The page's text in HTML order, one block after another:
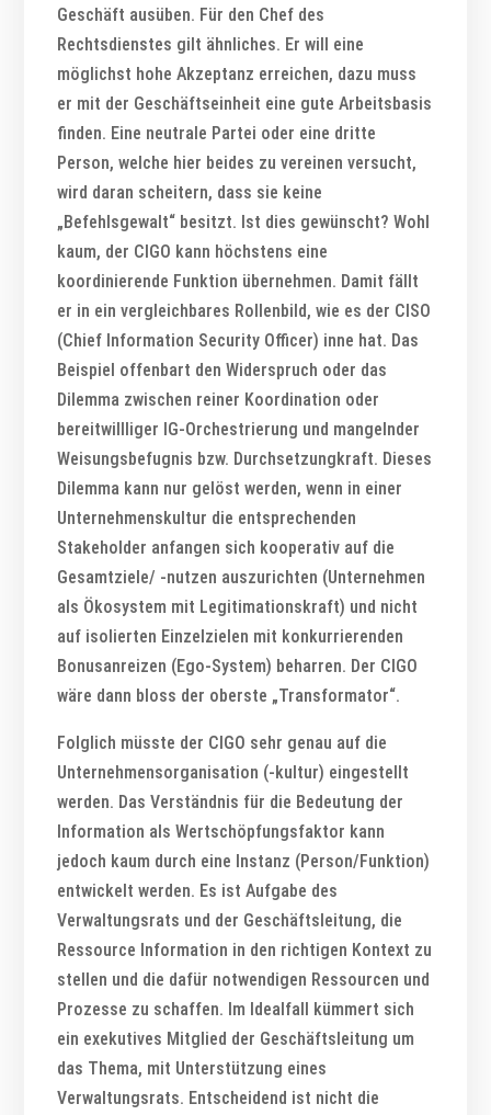
Geschäft ausüben. Für den Chef des
Rechtsdienstes gilt ähnliches. Er will eine
möglichst hohe Akzeptanz erreichen, dazu muss
er mit der Geschäftseinheit eine gute Arbeitsbasis
finden. Eine neutrale Partei oder eine dritte
Person, welche hier beides zu vereinen versucht,
wird daran scheitern, dass sie keine
„Befehlsgewalt“ besitzt. Ist dies gewünscht? Wohl
kaum, der CIGO kann höchstens eine
koordinierende Funktion übernehmen. Damit fällt
er in ein vergleichbares Rollenbild, wie es der CISO
(Chief Information Security Officer) inne hat. Das
Beispiel offenbart den Widerspruch oder das
Dilemma zwischen reiner Koordination oder
bereitwillliger IG-Orchestrierung und mangelnder
Weisungsbefugnis bzw. Durchsetzungkraft. Dieses
Dilemma kann nur gelöst werden, wenn in einer
Unternehmenskultur die entsprechenden
Stakeholder anfangen sich kooperativ auf die
Gesamtziele/ -nutzen auszurichten (Unternehmen
als Ökosystem mit Legitimationskraft) und nicht
auf isolierten Einzelzielen mit konkurrierenden
Bonusanreizen (Ego-System) beharren. Der CIGO
wäre dann bloss der oberste „Transformator“.
Folglich müsste der CIGO sehr genau auf die
Unternehmensorganisation (-kultur) eingestellt
werden. Das Verständnis für die Bedeutung der
Information als Wertschöpfungsfaktor kann
jedoch kaum durch eine Instanz (Person/Funktion)
entwickelt werden. Es ist Aufgabe des
Verwaltungsrats und der Geschäftsleitung, die
Ressource Information in den richtigen Kontext zu
stellen und die dafür notwendigen Ressourcen und
Prozesse zu schaffen. Im Idealfall kümmert sich
ein exekutives Mitglied der Geschäftsleitung um
das Thema, mit Unterstützung eines
Verwaltungsrats. Entscheidend ist nicht die